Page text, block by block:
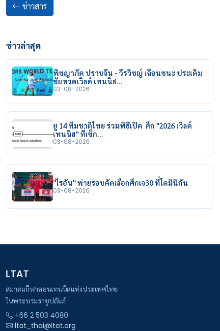
ข่าวสาร
ข่าวล่าสุด
พิชญาภัค ปราบจีน - วีรวิชญ์ เฉือนชนะ ประเดิม
ชัยหวดเวิลด์ เทนนิส…
03-08-2026
ยู 14 ทีมชาติไทย ร่วมพิธีเปิด ศึก "2026 เวิลด์
เทนนิส" ที่เช็ก…
03-08-2026
"ไรอัน" พ่ายรอบคัดเลือกศึกเจ30 ที่โดมินิกัน
03-08-2026
LTAT
สมาคมกีฬาลอนเทนนิสแห่งประเทศไทย
ในพระบรมราชูปถัมภ์
+66 2 503 4080
ltat_thai@ltat.org